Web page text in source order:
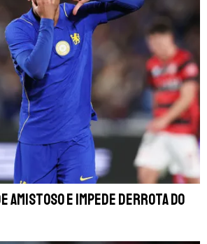
amistoso e impede derrota do